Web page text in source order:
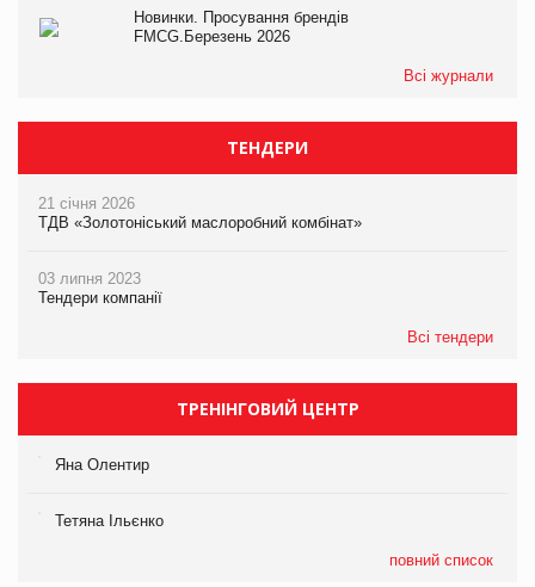
Новинки. Просування брендів
FMCG.Березень 2026
Всі журнали
ТЕНДЕРИ
21 січня 2026
ТДВ «Золотоніський маслоробний комбінат»
03 липня 2023
Тендери компанії
Всі тендери
ТРЕНІНГОВИЙ ЦЕНТР
Яна Олентир
Тетяна Ільєнко
повний список